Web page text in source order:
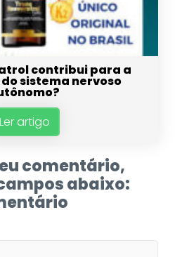
contribui para a
sistema nervoso
Ler artigo
comentário,
abaixo: